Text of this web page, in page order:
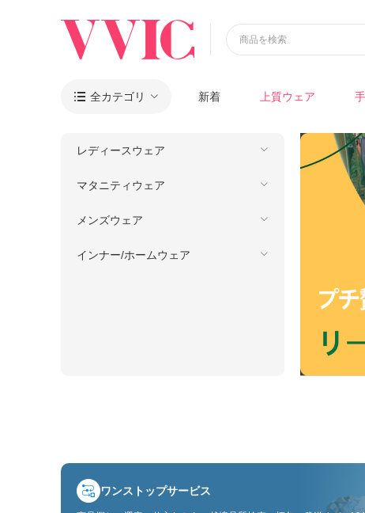
商品を検索
 全カテゴリ 新着 上質ウェア
レディースウェア
マタニティウェア
メンズウェア
インナー/ホームウェア
ワンストップサービス